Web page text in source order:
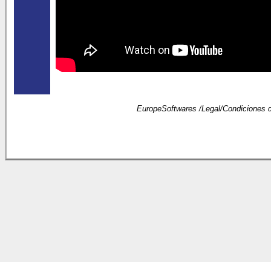
EuropeSoftwares /Legal/Condiciones